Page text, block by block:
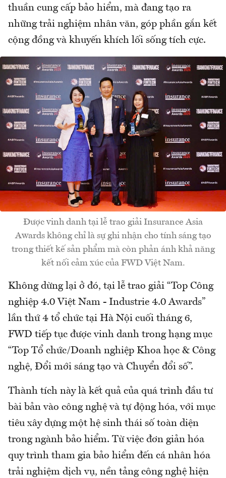
thuần cung cấp bảo hiểm, mà đang tạo ra
những trải nghiệm nhân văn, góp phần gắn kết
cộng đồng và khuyến khích lối sống tích cực.
Được vinh danh tại lễ trao giải Insurance Asia
Awards không chỉ là sự ghi nhận cho tính sáng tạo
trong thiết kế sản phẩm mà còn phản ánh khả năng
kết nối cảm xúc của FWD Việt Nam.
Không dừng lại ở đó, tại lễ trao giải “Top Công
nghiệp 4.0 Việt Nam - Industrie 4.0 Awards”
lần thứ 4 tổ chức tại Hà Nội cuối tháng 6,
FWD tiếp tục được vinh danh trong hạng mục
“Top Tổ chức/Doanh nghiệp Khoa học & Công
nghệ, Đổi mới sáng tạo và Chuyển đổi số”.
Thành tích này là kết quả của quá trình đầu tư
bài bản vào công nghệ và tự động hóa, với mục
tiêu xây dựng một hệ sinh thái số toàn diện
trong ngành bảo hiểm. Từ việc đơn giản hóa
quy trình tham gia bảo hiểm đến cá nhân hóa
trải nghiệm dịch vụ, nền tảng công nghệ hiện